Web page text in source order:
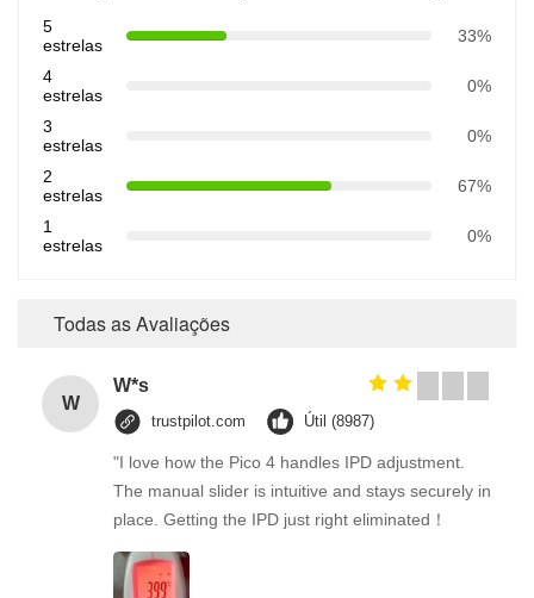
5
estrelas
33%
4
estrelas
0%
3
estrelas
0%
2
estrelas
67%
1
estrelas
0%
Todas as Avaliações
W
W*s
trustpilot.com Útil (8987)
"I love how the Pico 4 handles IPD adjustment.
The manual slider is intuitive and stays securely in
place. Getting the IPD just right eliminated！